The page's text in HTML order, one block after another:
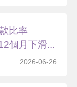
比率
個月下滑...
2026-06-26